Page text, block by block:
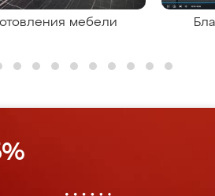
мебели